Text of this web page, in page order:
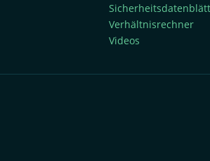
Verhältnisrechner
Videos